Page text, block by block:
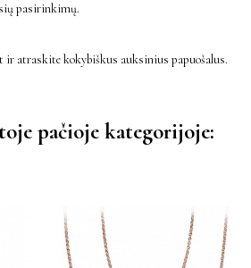
pasirinkimų.
atraskite kokybiškus auksinius papuošalus.
pačioje kategorijoje: